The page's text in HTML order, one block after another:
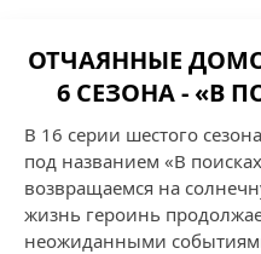
ОТЧАЯННЫЕ
6 СЕЗОНА - «В
В 16 серии шестого
под названием «В
возвращаемся на
жизнь героинь
неожиданными